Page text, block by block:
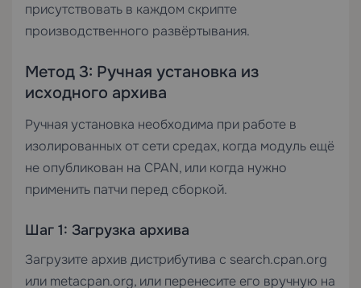
присутствовать в каждом скрипте
производственного развёртывания.
Метод 3: Ручная установка из
исходного архива
Ручная установка необходима при работе в
изолированных от сети средах, когда модуль ещё
не опубликован на CPAN, или когда нужно
применить патчи перед сборкой.
Шаг 1: Загрузка архива
Загрузите архив дистрибутива с search.cpan.org
или metacpan.org, или перенесите его вручную на